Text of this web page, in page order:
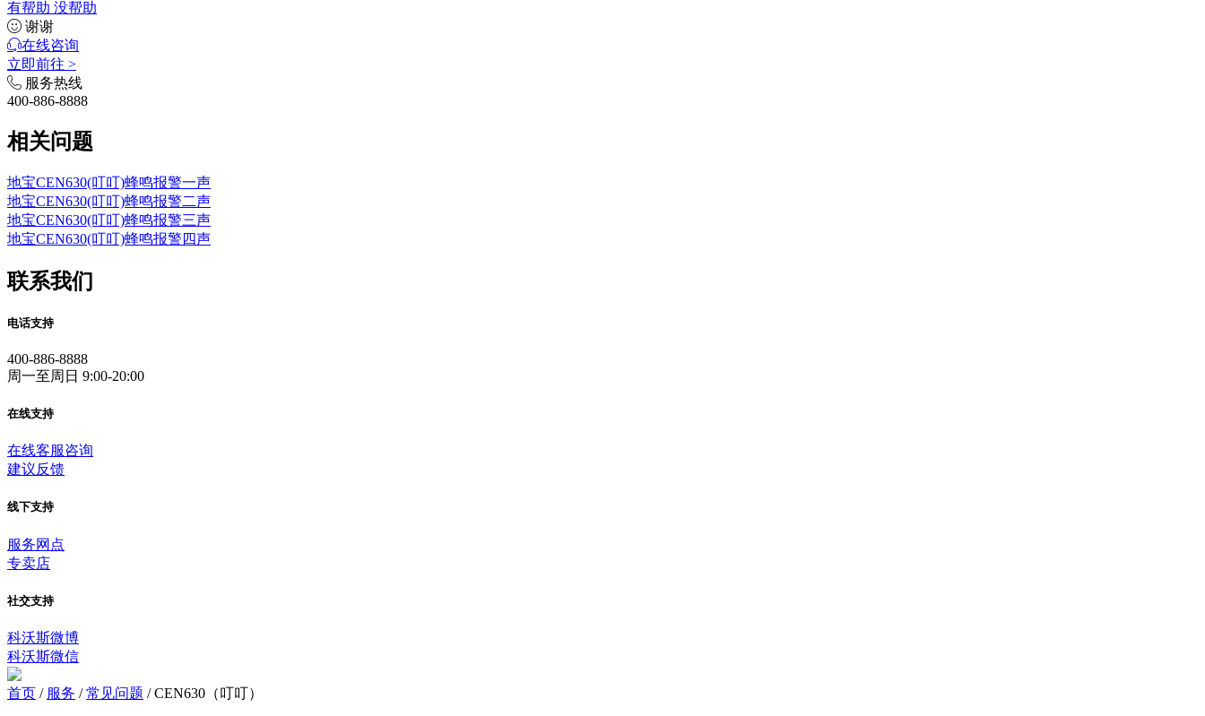
有帮助 没帮助
谢谢
在线咨询
立即前往 >
服务热线
400-886-8888
相关问题
地宝CEN630(叮叮)蜂鸣报警一声
地宝CEN630(叮叮)蜂鸣报警二声
地宝CEN630(叮叮)蜂鸣报警三声
地宝CEN630(叮叮)蜂鸣报警四声
联系我们
电话支持
400-886-8888
周一至周日 9:00-20:00
在线支持
在线客服咨询
建议反馈
线下支持
服务网点
专卖店
社交支持
科沃斯微博
科沃斯微信
首页 / 服务 /常见问题 /CEN630（叮叮）